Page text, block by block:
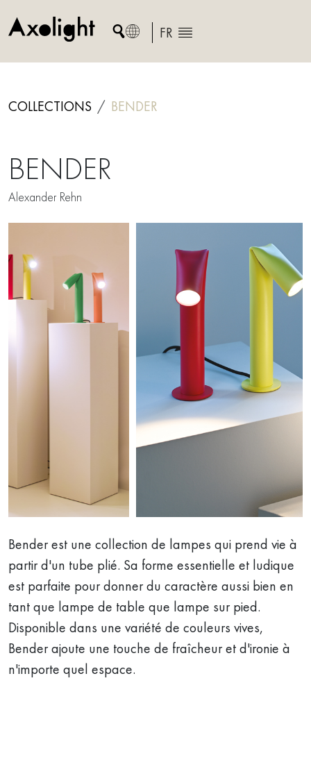
to
FR
COLLECTIONS BENDER
BENDER
Alexander Rehn
Bender est une collection de lampes qui prend vie à
partir d'un tube plié. Sa forme essentielle et ludique
est parfaite pour donner du caractère aussi bien en
tant que lampe de table que lampe sur pied.
Disponible dans une variété de couleurs vives,
Bender ajoute une touche de fraîcheur et d'ironie à
n'importe quel espace.